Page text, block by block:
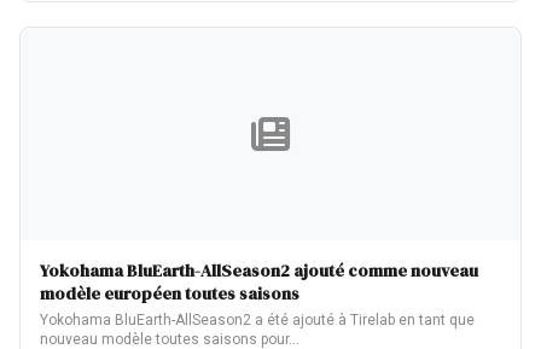
Yokohama BluEarth-AllSeason2 ajouté comme nouveau
modèle européen toutes saisons
Yokohama BluEarth-AllSeason2 a été ajouté à Tirelab en tant que
nouveau modèle toutes saisons pour…